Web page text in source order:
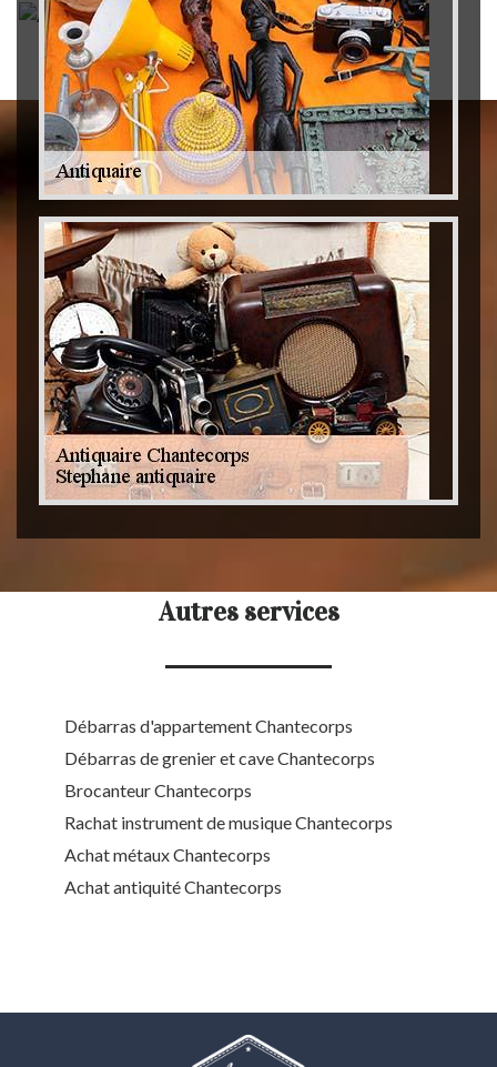
Achat antiquité 79
Autres services
Débarras d'appartement Chantecorps
Débarras de grenier et cave Chantecorps
Brocanteur Chantecorps
Rachat instrument de musique Chantecorps
Achat métaux Chantecorps
Achat antiquité Chantecorps